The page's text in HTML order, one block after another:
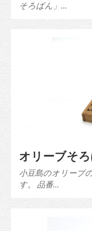
そろばん」…
オリーブそ
小豆島のオリーブ
す。 品番…